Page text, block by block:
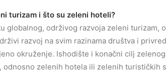
turizam i što su zeleni hoteli?
globalnog, održivog razvoja zeleni
razvoj na svim razinama društva i
okruženje. Ishodište i konačni cilj
odnosno zelenih hotela ili zelenih turističkih